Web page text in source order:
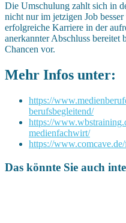
Die Umschulung zahlt sich in
nicht nur im jetzigen Job
erfolgreiche Karriere in der
anerkannter Abschluss bereitet
Chancen vor.
Mehr Infos unter:
https://
berufsbegleitend/
https://
medienfachwirt/
https://
Das könnte Sie auch